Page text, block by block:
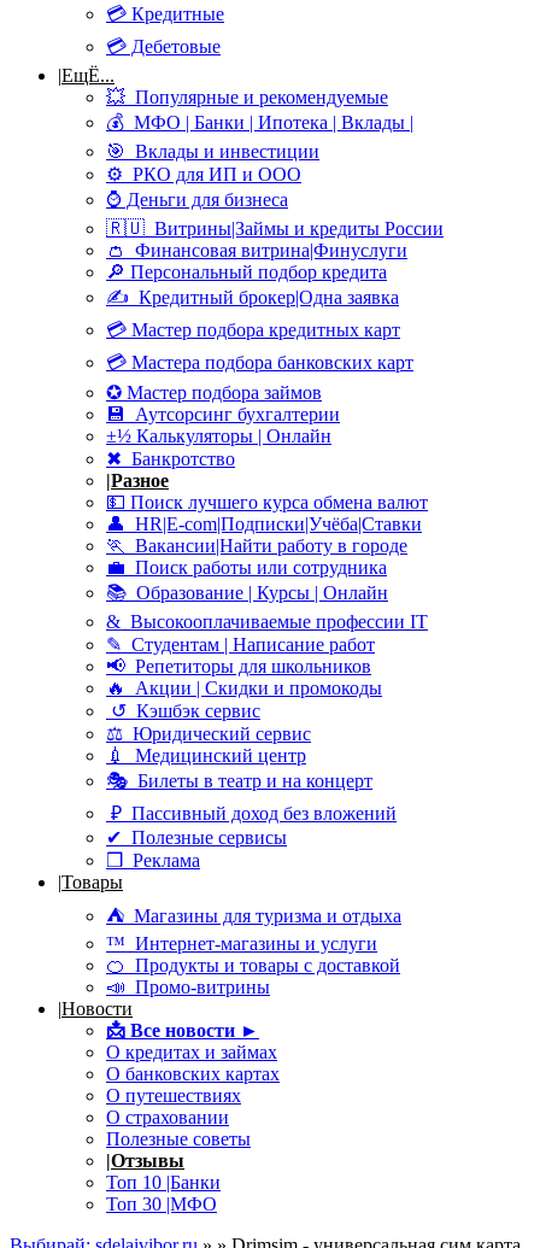
💳 Кредитные
💳 Дебетовые
|ЕщЁ...
💥 Популярные и рекомендуемые
💰 МФО | Банки | Ипотека | Вклады |
🎯 Вклады и инвестиции
⚙ РКО для ИП и ООО
⌚ Деньги для бизнеса
🇷🇺 Витрины|Займы и кредиты России
👛 Финансовая витрина|Финуслуги
🔎 Персональный подбор кредита
✍ Кредитный брокер|Одна заявка
💳 Мастер подбора кредитных карт
💳 Мастера подбора банковских карт
✪ Мастер подбора займов
💾 Аутсорсинг бухгалтерии
±½ Калькуляторы | Онлайн
✖ Банкротство
|Разное
💵 Поиск лучшего курса обмена валют
👤 HR|E-com|Подписки|Учёба|Ставки
🏃 Вакансии|Найти работу в городе
💼 Поиск работы или сотрудника
📚 Образование | Курсы | Онлайн
& Высокооплачиваемые профессии IT
✎ Студентам | Написание работ
📢 Репетиторы для школьников
🔥 Акции | Скидки и промокоды
↺ Кэшбэк сервис
⚖ Юридический сервис
💉 Медицинский центр
🎭 Билеты в театр и на концерт
₽ Пассивный доход без вложений
✔ Полезные сервисы
❒ Реклама
|Товары
⛺ Магазины для туризма и отдыха
™ Интернет-магазины и услуги
🍊 Продукты и товары с доставкой
📣 Промо-витрины
|Новости
📩 Все новости ►
О кредитах и займах
О банковских картах
О путешествиях
О страховании
Полезные советы
|Отзывы
Топ 10 |Банки
Топ 30 |МФО